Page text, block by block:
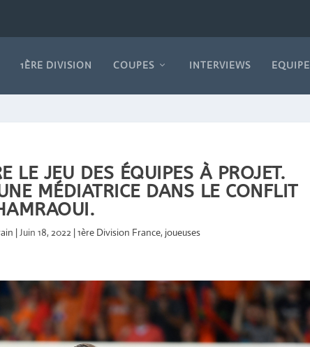
1ÈRE DIVISION COUPES INTERVIEWS
LE JEU DES ÉQUIPES À PROJET.
MÉDIATRICE DANS LE CONFLIT
|Juin 18, 2022 |1ère Division France, joueuses